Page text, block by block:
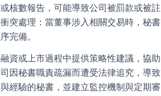
核數報告，可能導致公司被罰款或被註
突處理：當董事涉入相關交易時，秘書
完備。
資或上市過程中提供策略性建議，協助
因秘書職責疏漏而遭受法律追究，導致
經驗的秘書，並建立監控機制與定期審